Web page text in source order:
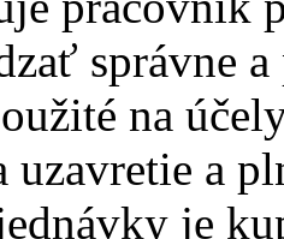
správne
na
uzavretie a
je